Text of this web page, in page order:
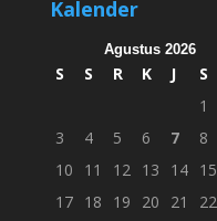
Kalender
Agustus 2026
S S R K J S
1
3
4 5 6 7 8
10
11 12 13 14 15
17 18 19 20 21 22